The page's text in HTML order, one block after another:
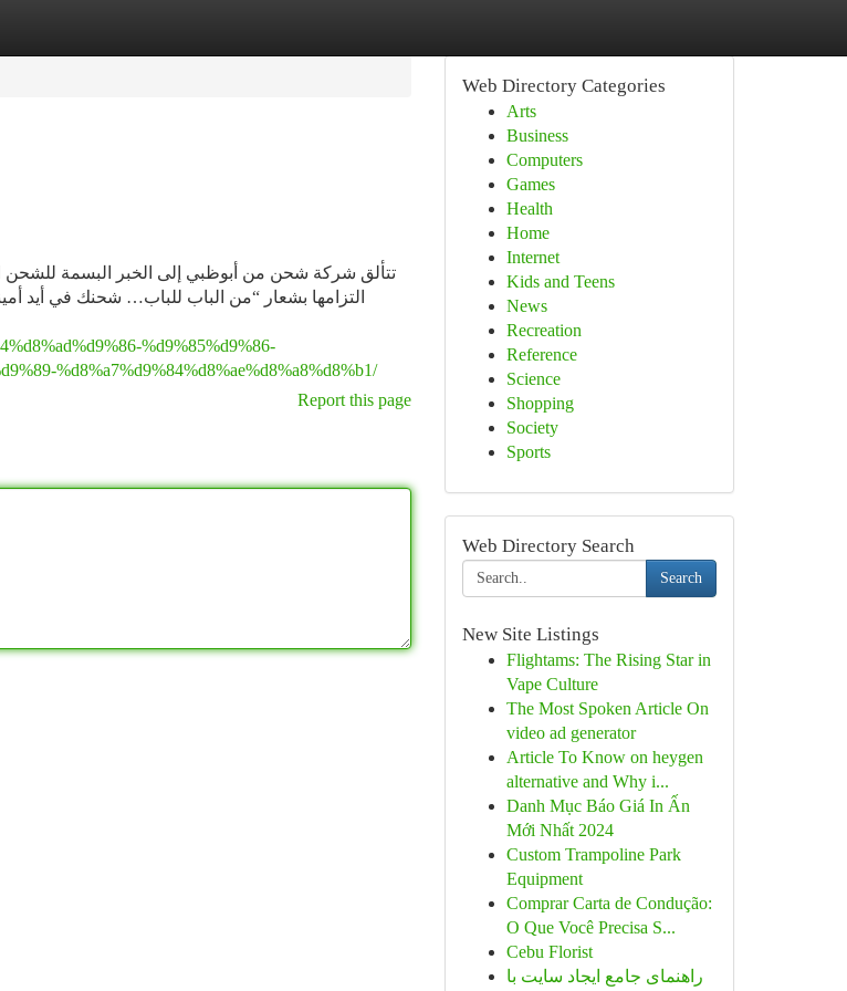
تتألق شركة شحن من أبوظبي إلى الخبر البسمة للشحن
التزامها بشعار “من الباب للباب… شحنك في أيد
%d9%85%d9%86-
%d8%a7%d9%84%d8%ae%d8%a8%d8%b1/
Report this page
Web Directory Categories
Arts
Business
Computers
Games
Health
Home
Internet
Kids and Teens
News
Recreation
Reference
Science
Shopping
Society
Sports
Web Directory Search
Search
New Site Listings
Flightams: The Rising Star in
Vape Culture
The Most Spoken Article On
video ad generator
Article To Know on heygen
alternative and Why i...
Danh Mục Báo Giá In Ấn
Mới Nhất 2024
Custom Trampoline Park
Equipment
Comprar Carta de Condução:
O Que Você Precisa S...
Cebu Florist
راهنمای جامع ایجاد سایت با